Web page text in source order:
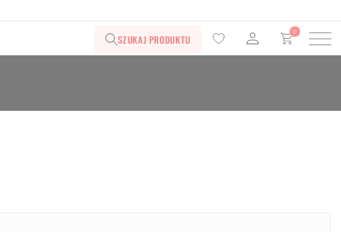
SZUKAJ PRODUKTU
0